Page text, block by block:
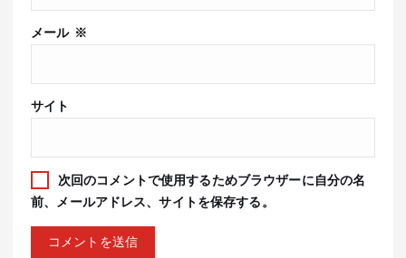
メール ※
サイト
次回のコメントで使用するためブラウザーに自分の名
前、メールアドレス、サイトを保存する。